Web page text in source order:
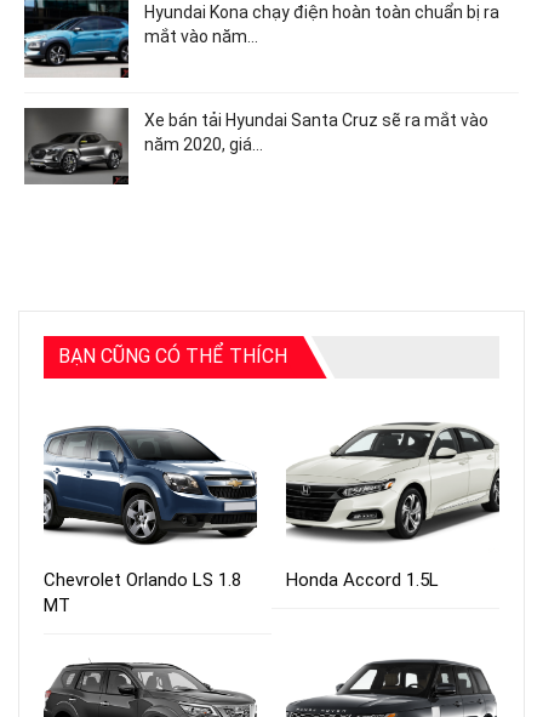
Hyundai Kona chạy điện hoàn toàn chuẩn bị ra
mắt vào năm…
Xe bán tải Hyundai Santa Cruz sẽ ra mắt vào
năm 2020, giá…
BẠN CŨNG CÓ THỂ THÍCH
Chevrolet Orlando LS 1.8
MT
Honda Accord 1.5L